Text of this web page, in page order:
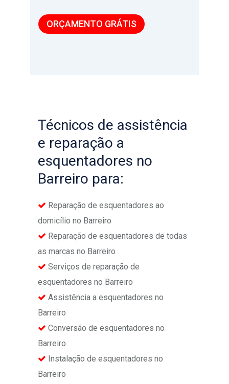
ORÇAMENTO GRÁTIS
Técnicos de assistência
e reparação a
esquentadores no
Barreiro para:
Reparação de esquentadores ao
domicílio no Barreiro
Reparação de esquentadores de todas
as marcas no Barreiro
Serviços de reparação de
esquentadores no Barreiro
Assistência a esquentadores no
Barreiro
Conversão de esquentadores no
Barreiro
Instalação de esquentadores no
Barreiro